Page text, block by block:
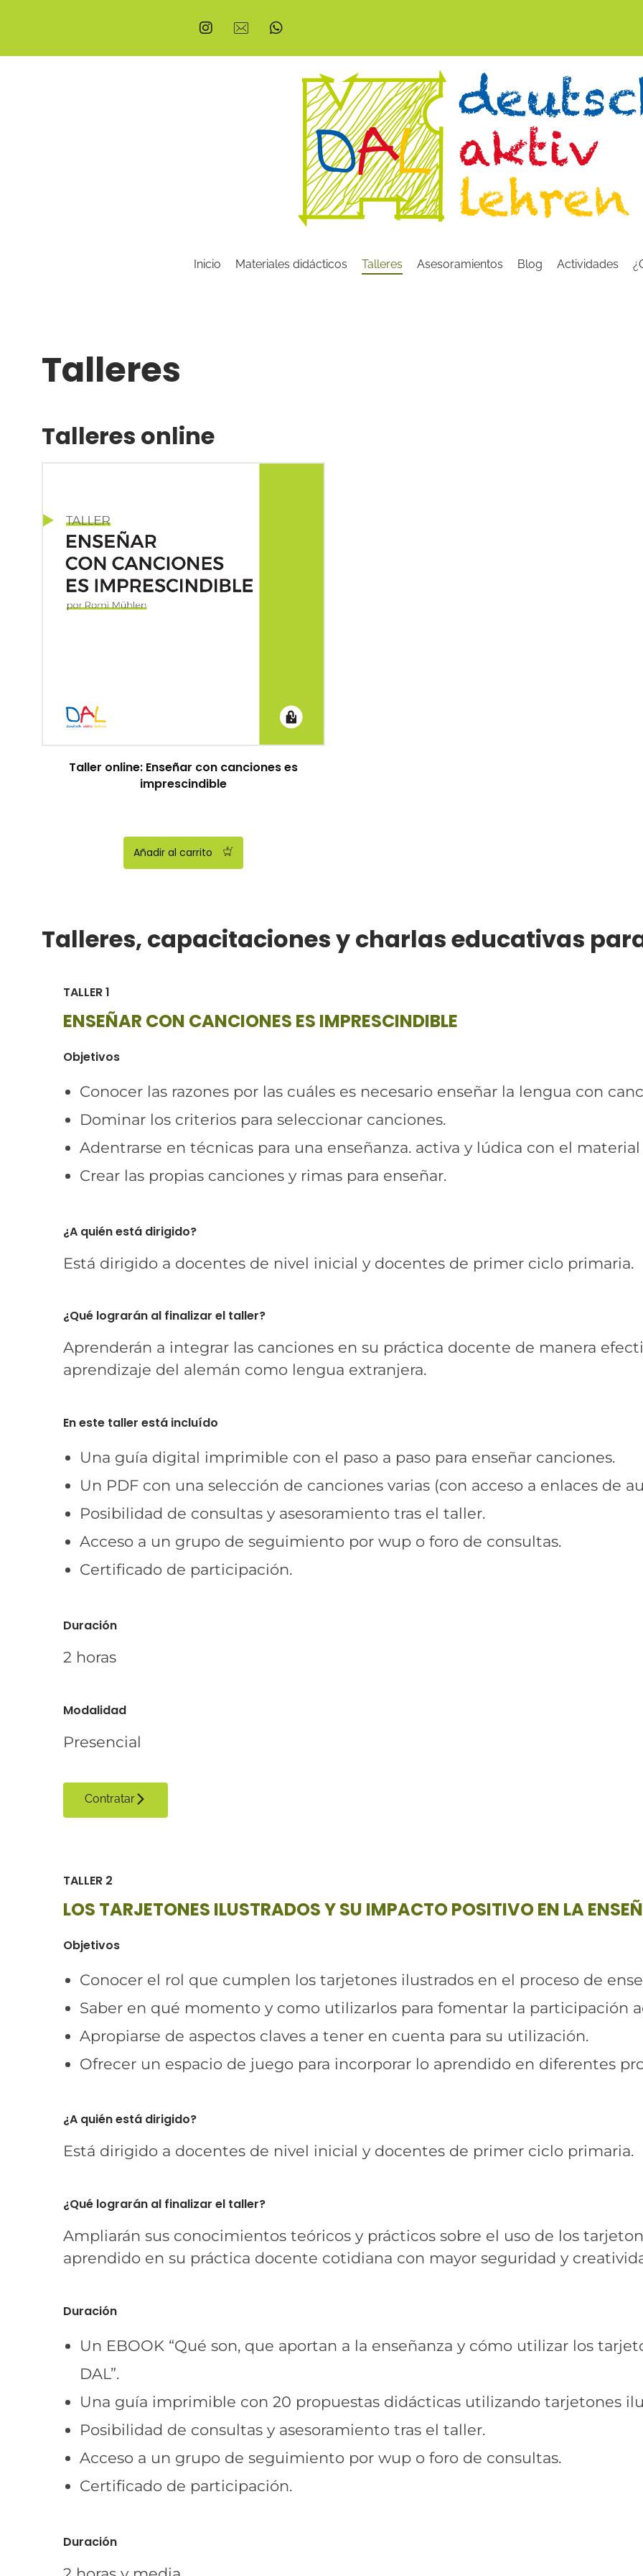
Inicio Materiales didácticos Talleres Asesoramientos Blog Actividades
Talleres
Talleres online
Taller online: Enseñar con canciones es
imprescindible
Añadir al carrito
Talleres, capacitaciones y charlas educativas
TALLER 1
ENSEÑAR CON CANCIONES ES IMPRESCINDIBLE
Objetivos
Conocer las razones por las cuáles es necesario enseñar la lengua con
Dominar los criterios para seleccionar canciones.
Adentrarse en técnicas para una enseñanza. activa y lúdica con el
Crear las propias canciones y rimas para enseñar.
¿A quién está dirigido?
Está dirigido a docentes de nivel inicial y docentes de primer ciclo primaria.
¿Qué lograrán al finalizar el taller?
Aprenderán a integrar las canciones en su práctica docente de manera
aprendizaje del alemán como lengua extranjera.
En este taller está incluído
Una guía digital imprimible con el paso a paso para enseñar canciones.
Un PDF con una selección de canciones varias (con acceso a enlaces de
Posibilidad de consultas y asesoramiento tras el taller.
Acceso a un grupo de seguimiento por wup o foro de consultas.
Certificado de participación.
Duración
2 horas
Modalidad
Presencial
Contratar
TALLER 2
LOS TARJETONES ILUSTRADOS Y SU IMPACTO POSITIVO EN LA
Objetivos
Conocer el rol que cumplen los tarjetones ilustrados en el proceso de
Saber en qué momento y como utilizarlos para fomentar la participación
Apropiarse de aspectos claves a tener en cuenta para su utilización.
Ofrecer un espacio de juego para incorporar lo aprendido en diferentes
¿A quién está dirigido?
Está dirigido a docentes de nivel inicial y docentes de primer ciclo primaria.
¿Qué lograrán al finalizar el taller?
Ampliarán sus conocimientos teóricos y prácticos sobre el uso de los
aprendido en su práctica docente cotidiana con mayor seguridad y
Duración
Un EBOOK “Qué son, que aportan a la enseñanza y cómo utilizar los
DAL”.
Una guía imprimible con 20 propuestas didácticas utilizando tarjetones
Posibilidad de consultas y asesoramiento tras el taller.
Acceso a un grupo de seguimiento por wup o foro de consultas.
Certificado de participación.
Duración